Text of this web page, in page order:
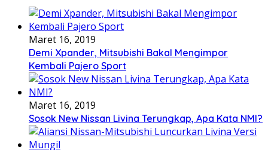
Maret 16, 2019
Demi Xpander, Mitsubishi Bakal Mengimpor
Kembali Pajero Sport
Maret 16, 2019
Sosok New Nissan Livina Terungkap, Apa Kata NMI?